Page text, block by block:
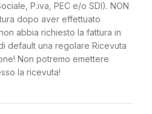
P.iva, PEC e/o SDI). NON
dopo aver effettuato
abbia richiesto la fattura in
default una regolare Ricevuta
Non potremo emettere
la ricevuta!